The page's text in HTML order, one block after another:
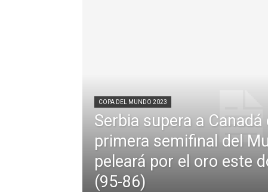
COPA DEL MUNDO 2023
Serbia supera a Canadá
primera semifinal del
peleará por el oro este
(95-86)